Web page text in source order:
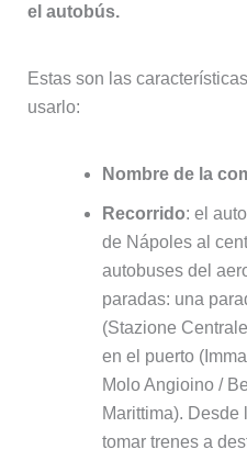
el autobús.
Estas son las
usarlo:
Nombre de la
Recorrido: el
de Nápoles al
autobuses del
paradas: una
(Stazione
en el puerto
Molo Angioino /
Marittima).
tomar trenes a